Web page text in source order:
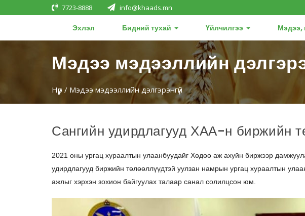
7723-8888 info@khaads.mn
Эхлэл Бидний тухай Үйлчилгээ Мэдээ,
Мэдээ мэдээллийн
Нүүр / Мэдээ мэдээллийн дэлгэрэнгүй
Сангийн удирдлагууд ХАА-н биржийн
2021 оны ургац хураалтын улаанбуудайг Хөдөө аж ахуйн биржээр
удирдлагууд биржийн төлөөллүүдтэй уулзан намрын ургац хураалтын
ажлыг хэрхэн зохион байгуулах талаар санал солилцсон юм.